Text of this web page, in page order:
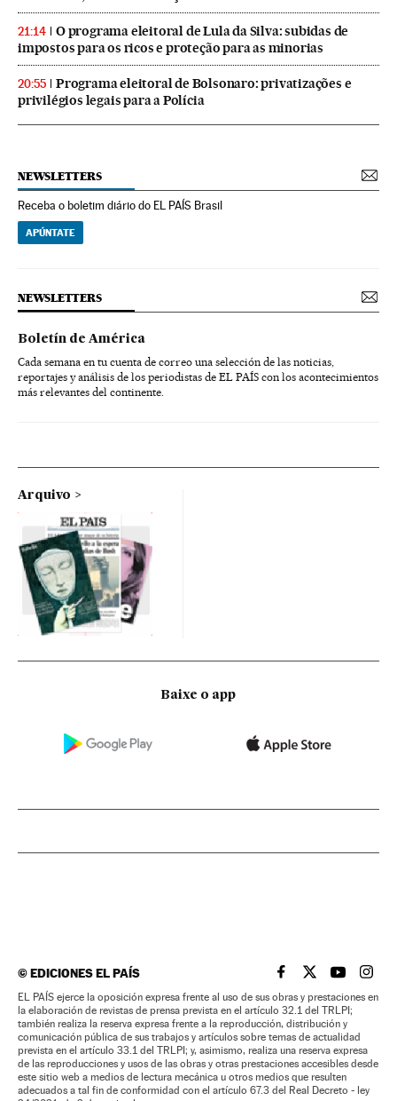
21:14
O programa eleitoral de Lula da Silva: subidas de
impostos para os ricos e proteção para as minorias
20:55
Programa eleitoral de Bolsonaro: privatizações e
privilégios legais para a Polícia
NEWSLETTERS
Receba o boletim diário do EL PAÍS Brasil
APÚNTATE
NEWSLETTERS
Boletín de América
Cada semana en tu cuenta de correo una selección de las noticias,
reportajes y análisis de los periodistas de EL PAÍS con los acontecimientos
más relevantes del continente.
Arquivo
Baixe o app
©EDICIONES EL PAÍS EL PAÍS BRASIL EN
EL PAÍSEL PAÍS
EL
EL PAÍS ejerce la oposición expresa frente al uso de sus obras y prestaciones en
la elaboración de revistas de prensa prevista en el artículo 32.1 del TRLPI;
también realiza la reserva expresa frente a la reproducción, distribución y
comunicación pública de sus trabajos y artículos sobre temas de actualidad
prevista en el artículo 33.1 del TRLPI; y, asimismo, realiza una reserva expresa
de las reproducciones y usos de las obras y otras prestaciones accesibles desde
este sitio web a medios de lectura mecánica u otros medios que resulten
adecuados a tal fin de conformidad con el artículo 67.3 del Real Decreto - ley